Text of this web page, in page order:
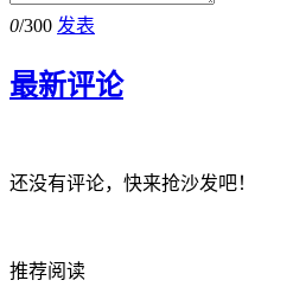
0/300 发表
最新评论
还没有评论，快来抢沙发吧！
推荐阅读